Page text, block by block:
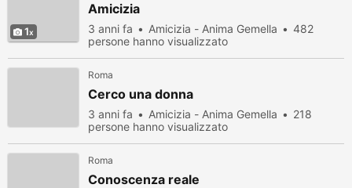
1
Amicizia
3 anni fa Amicizia - Anima Gemella
482
persone hanno visualizzato
Roma
Cerco una donna
3 anni fa Amicizia - Anima Gemella
218
persone hanno visualizzato
Roma
Conoscenza reale